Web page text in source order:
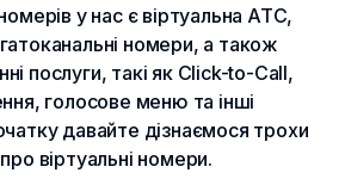
у нас є віртуальна АТС,
номери, а також
послуги, такі як Click-to-Call,
голосове меню та інші
давайте дізнаємося трохи
віртуальні номери.